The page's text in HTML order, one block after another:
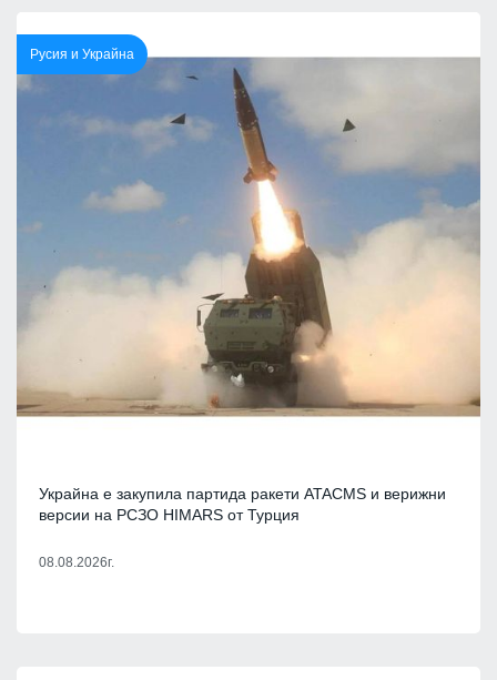
Русия и Украйна
Украйна е закупила партида ракети ATACMS и верижни
версии на РСЗО HIMARS от Турция
08.08.2026г.